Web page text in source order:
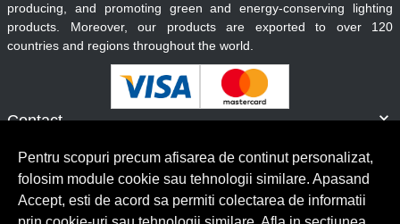
Contact
Servicii clienti
producing, and promoting green and energy-conserving lighting
products. Moreover, our products are exported to over 120
countries and regions throughout the world.
Pentru scopuri precum afisarea de continut personalizat,
folosim module cookie sau tehnologii similare. Apasand
Accept, esti de acord sa permiti colectarea de informatii